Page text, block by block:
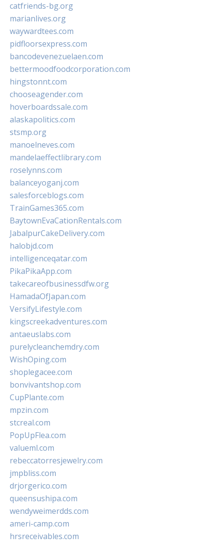
catfriends-bg.org
marianlives.org
waywardtees.com
pidfloorsexpress.com
bancodevenezuelaen.com
bettermoodfoodcorporation.com
hingstonnt.com
chooseagender.com
hoverboardssale.com
alaskapolitics.com
stsmp.org
manoelneves.com
mandelaeffectlibrary.com
roselynns.com
balanceyoganj.com
salesforceblogs.com
TrainGames365.com
BaytownEvaCationRentals.com
JabalpurCakeDelivery.com
halobjd.com
intelligenceqatar.com
PikaPikaApp.com
takecareofbusinessdfw.org
HamadaOfJapan.com
VersifyLifestyle.com
kingscreekadventures.com
antaeuslabs.com
purelycleanchemdry.com
WishOping.com
shoplegacee.com
bonvivantshop.com
CupPlante.com
mpzin.com
stcreal.com
PopUpFlea.com
valueml.com
rebeccatorresjewelry.com
jmpbliss.com
drjorgerico.com
queensushipa.com
wendyweimerdds.com
ameri-camp.com
hrsreceivables.com